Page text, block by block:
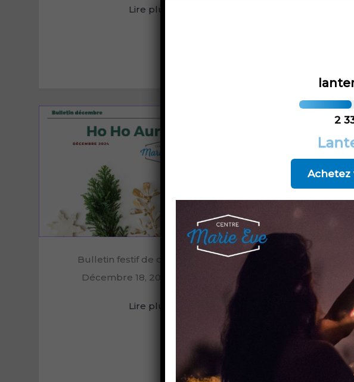
Lire plus
Bulletin festif de décembre 2025
Décembre 18, 2025
Lire plus
2